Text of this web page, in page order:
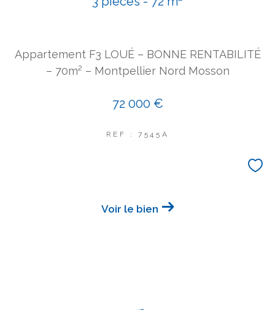
Appartement F3 LOUÉ – BONNE RENTABILITÉ
– 70m² – Montpellier Nord Mosson
72 000 €
REF : 7545A
Voir le bien